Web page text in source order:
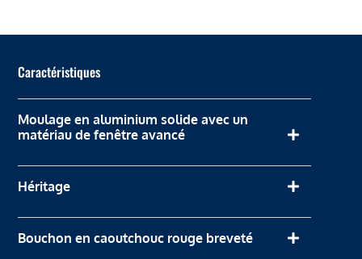
Caractéristiques
Moulage en aluminium solide avec un
matériau de fenêtre avancé
Héritage
Bouchon en caoutchouc rouge breveté